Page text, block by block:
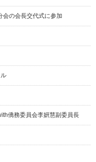
の会長交代式に参加
僑務委員会李妍慧副委員長